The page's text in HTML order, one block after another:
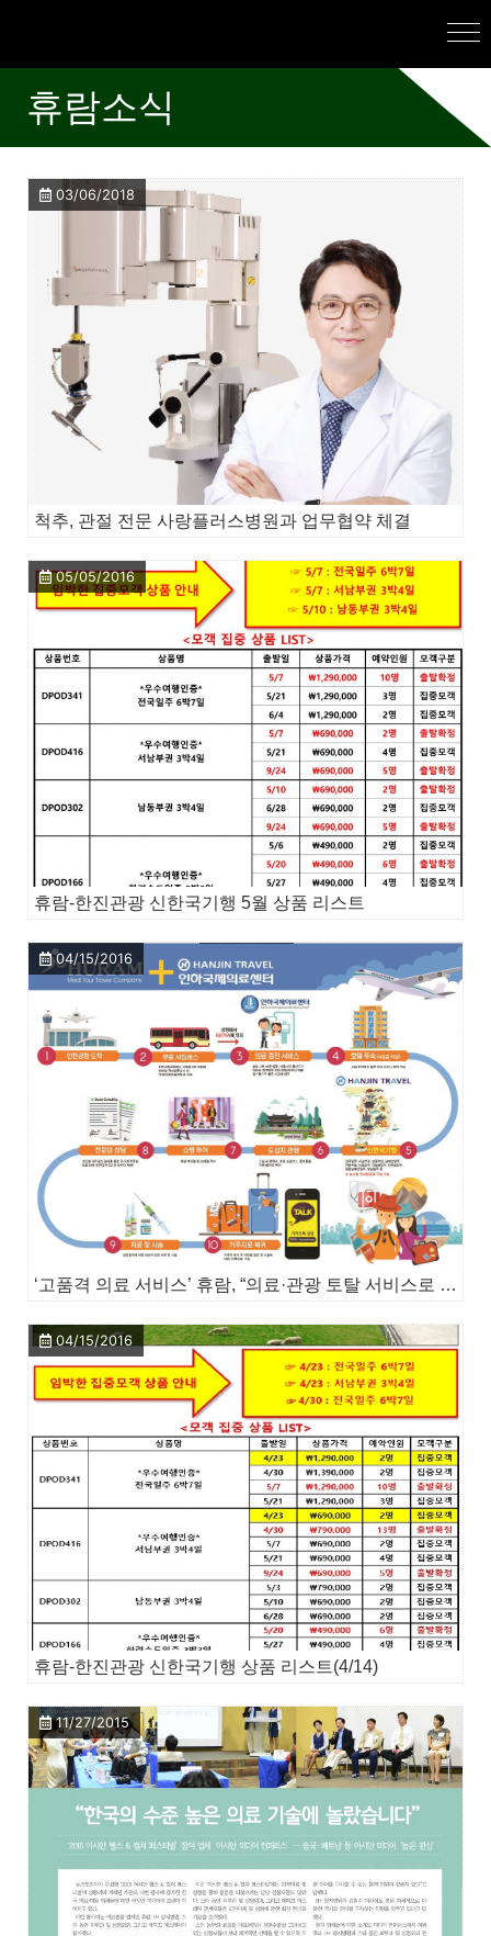
휴람소식
03/06/2018
척추, 관절 전문 사랑플러스병원과 업무협약 체결
05/05/2016
휴람-한진관광 신한국기행 5월 상품 리스트
04/15/2016
‘고품격 의료 서비스’ 휴람, “의료·관광 토탈 서비스로 거듭난다!”
04/15/2016
휴람-한진관광 신한국기행 상품 리스트(4/14)
11/27/2015